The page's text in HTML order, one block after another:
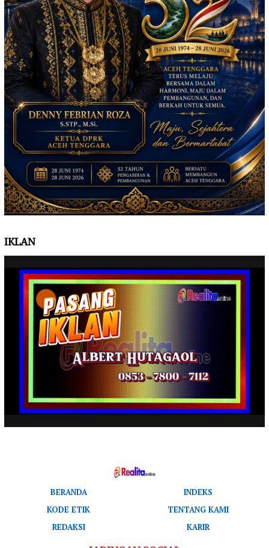
IKLAN
BERANDA
INDEKS
KODE ETIK
TENTANG KAMI
REDAKSI
KARIR